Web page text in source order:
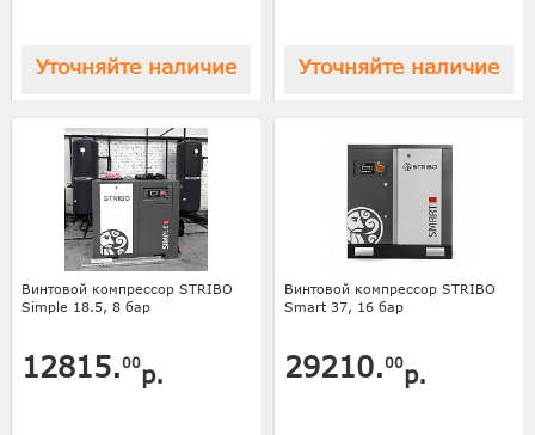
Уточняйте наличие Уточняйте наличие
Винтовой компрессор STRIBO
Simple 18.5, 8 бар
12815.00р.
Винтовой компрессор STRIBO
Smart 37, 16 бар
29210.00р.